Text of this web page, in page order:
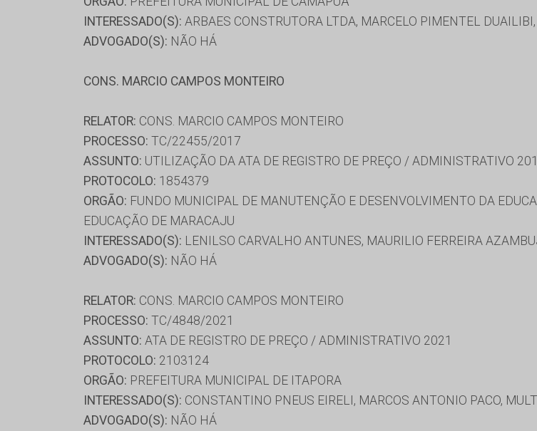
INTERESSADO(S): ARBAES CONSTRUTORA LTDA, MARCELO PIMENTEL
ADVOGADO(S): NÃO HÁ
CONS. MARCIO CAMPOS MONTEIRO
RELATOR: CONS. MARCIO CAMPOS MONTEIRO
PROCESSO: TC/22455/2017
ASSUNTO: UTILIZAÇÃO DA ATA DE REGISTRO DE PREÇO / ADMINISTRATIVO
PROTOCOLO: 1854379
ORGÃO: FUNDO MUNICIPAL DE MANUTENÇÃO E DESENVOLVIMENTO DA
EDUCAÇÃO DE MARACAJU
INTERESSADO(S): LENILSO CARVALHO ANTUNES, MAURILIO FERREIRA
ADVOGADO(S): NÃO HÁ
RELATOR: CONS. MARCIO CAMPOS MONTEIRO
PROCESSO: TC/4848/2021
ASSUNTO: ATA DE REGISTRO DE PREÇO / ADMINISTRATIVO 2021
PROTOCOLO: 2103124
ORGÃO: PREFEITURA MUNICIPAL DE ITAPORA
INTERESSADO(S): CONSTANTINO PNEUS EIRELI, MARCOS ANTONIO PACO,
ADVOGADO(S): NÃO HÁ